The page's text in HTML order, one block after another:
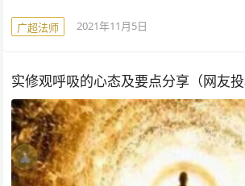
广超法师 2021年11月5日
实修观呼吸的心态及要点分享（网友投
🧘